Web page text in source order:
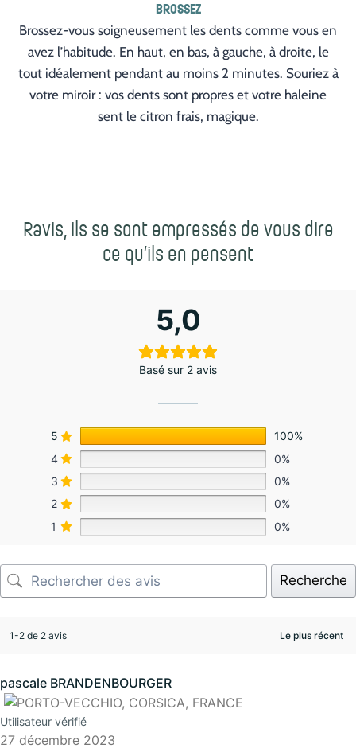
BROSSEZ
Brossez-vous soigneusement les dents comme vous en
avez l’habitude. En haut, en bas, à gauche, à droite, le
tout idéalement pendant au moins 2 minutes. Souriez à
votre miroir : vos dents sont propres et votre haleine
sent le citron frais, magique.
Ravis, ils se sont empressés de vous dire
ce qu’ils en pensent
5,0
Basé sur 2 avis
5
100%
4
0%
3
0%
2
0%
1
0%
Recherche
1-2 de 2 avis
pascale BRANDENBOURGER
Utilisateur vérifié
27 décembre 2023